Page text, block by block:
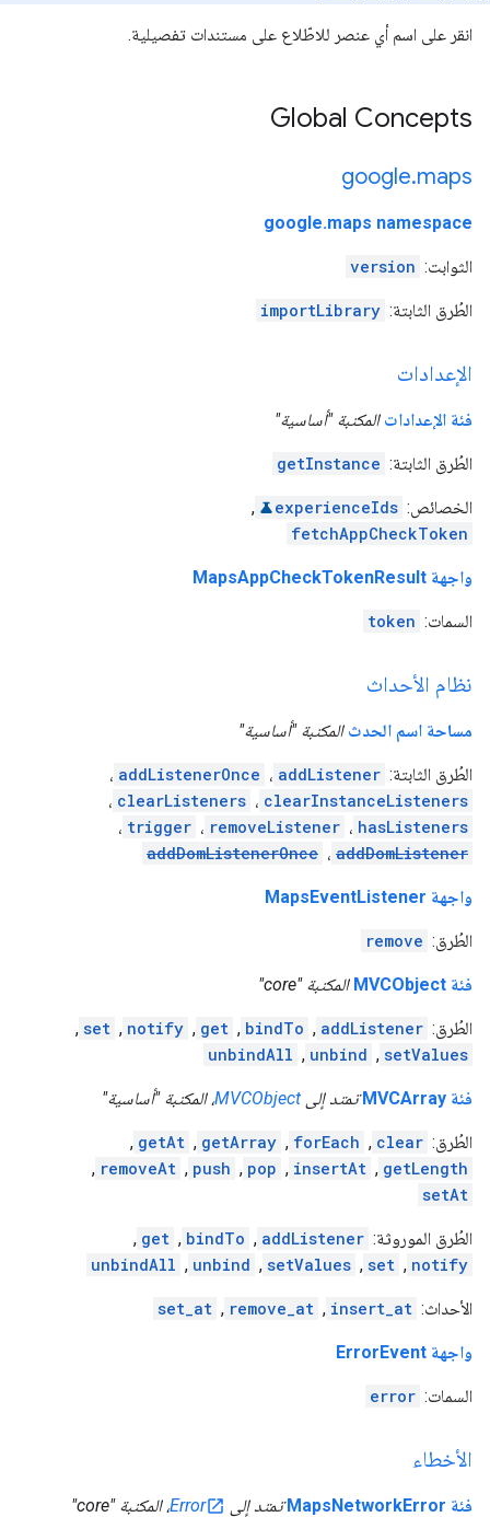
انقر على اسم أي عنصر للاطّلاع على مستندات تفصيلية.
Global Concepts
google.maps
google.maps namespace
الثوابت: version
الطُرق الثابتة: importLibrary
الإعدادات
فئة الإعدادات المكتبة "أساسية"
الطُرق الثابتة: getInstance
الخصائص: experienceIds
,
fetchAppCheckToken
واجهة MapsAppCheckTokenResult
السمات: token
نظام الأحداث
مساحة اسم الحدث المكتبة "أساسية"
الطُرق الثابتة: addListener ، addListenerOnce ،
clearInstanceListeners ، clearListeners ،
hasListeners ، removeListener ، trigger ،
addDomListener ، addDomListenerOnce
واجهة MapsEventListener
الطُرق: remove
فئة MVCObject المكتبة "core"
الطُرق: addListener
,
bindTo
,
get
,
notify
,
set
,
setValues
,
unbind
,
unbindAll
فئة MVCArray تمتد إلى MVCObject، المكتبة "أساسية"
الطُرق: clear
,
forEach
,
getArray
,
getAt
,
getLength
,
insertAt
,
pop
,
push
,
removeAt
,
setAt
الطُرق الموروثة: addListener
,
bindTo
,
get
,
notify
,
set
,
setValues
,
unbind
,
unbindAll
الأحداث: insert_at
,
remove_at
,
set_at
واجهة ErrorEvent
السمات: error
الأخطاء
فئة MapsNetworkError تمتد إلى Error، المكتبة "core"